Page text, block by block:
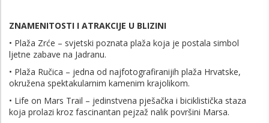
ZNAMENITOSTI I ATRAKCIJE U BLIZINI
• Plaža Zrće – svjetski poznata plaža koja je postala simbol
ljetne zabave na Jadranu.
• Plaža Ručica – jedna od najfotografiranijih plaža Hrvatske,
okružena spektakularnim kamenim krajolikom.
• Life on Mars Trail – jedinstvena pješačka i biciklistička staza
koja prolazi kroz fascinantan pejzaž nalik površini Marsa.